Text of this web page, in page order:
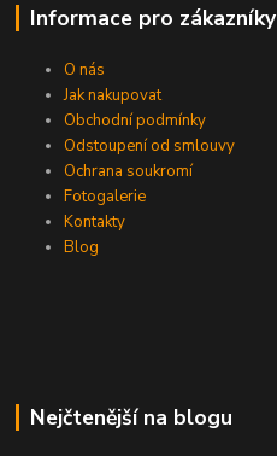
Informace pro zákazníky
O nás
Jak nakupovat
Obchodní podmínky
Odstoupení od smlouvy
Ochrana soukromí
Fotogalerie
Kontakty
Blog
Nejčtenější na blogu